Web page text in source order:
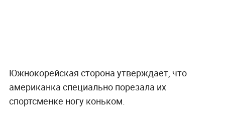
Южнокорейская сторона утверждает, что
американка специально порезала их
спортсменке ногу коньком.